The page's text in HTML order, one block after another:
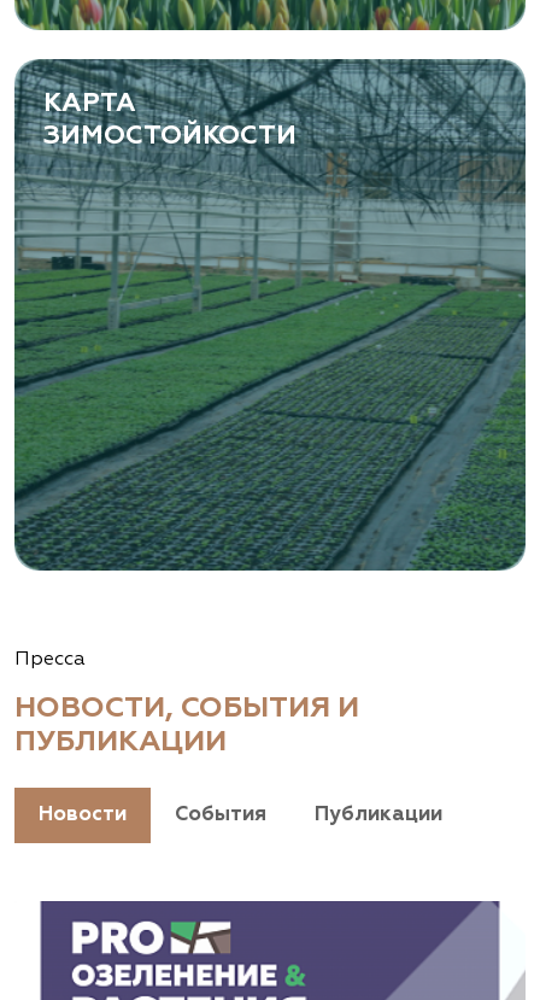
КАРТА
ЗИМОСТОЙКОСТИ
Пресса
НОВОСТИ, СОБЫТИЯ И
ПУБЛИКАЦИИ
Новости События Публикации